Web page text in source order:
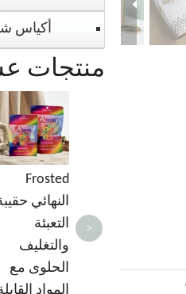
أكياس
منتجات
Frosted
النهائي
التعبئة
والتغليف
الحلوى مع
المواد
>